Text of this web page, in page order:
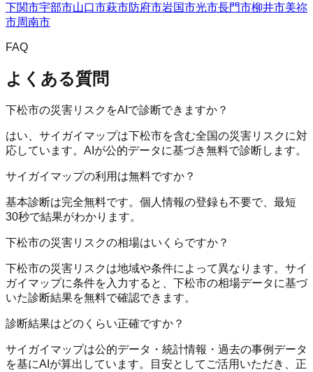
下関市宇部市山口市萩市防府市岩国市光市長門市柳井市美祢
市周南市
FAQ
よくある質問
下松市の災害リスクをAIで診断できますか？
はい、サイガイマップは下松市を含む全国の災害リスクに対
応しています。AIが公的データに基づき無料で診断します。
サイガイマップの利用は無料ですか？
基本診断は完全無料です。個人情報の登録も不要で、最短
30秒で結果がわかります。
下松市の災害リスクの相場はいくらですか？
下松市の災害リスクは地域や条件によって異なります。サイ
ガイマップに条件を入力すると、下松市の相場データに基づ
いた診断結果を無料で確認できます。
診断結果はどのくらい正確ですか？
サイガイマップは公的データ・統計情報・過去の事例データ
を基にAIが算出しています。目安としてご活用いただき、正